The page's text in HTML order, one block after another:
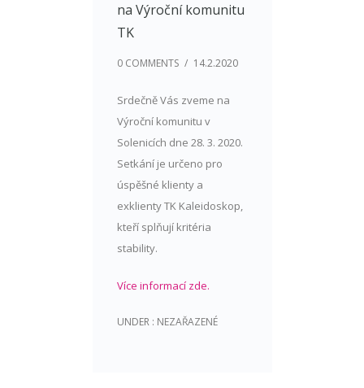
na Výroční komunitu
TK
0 COMMENTS / 14.2.2020
Srdečně Vás zveme na
Výroční komunitu v
Solenicích dne 28. 3. 2020.
Setkání je určeno pro
úspěšné klienty a
exklienty TK Kaleidoskop,
kteří splňují kritéria
stability.
Více informací zde.
UNDER : NEZAŘAZENÉ